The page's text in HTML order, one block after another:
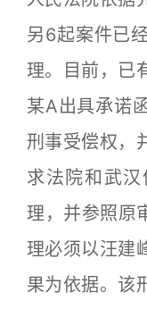
另6起案件已
理。目前，已
某A出具承诺
刑事受偿权，
求法院和武
理，并参照原
理必须以汪建
果为依据。该